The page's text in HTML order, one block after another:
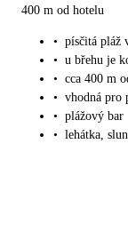
400 m od hotelu
• písčitá pláž
• u břehu je
• cca 400 m
• vhodná pro
• plážový bar
• lehátka,